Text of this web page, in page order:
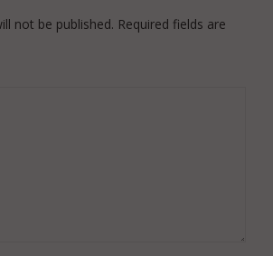
not be published. Required fields are